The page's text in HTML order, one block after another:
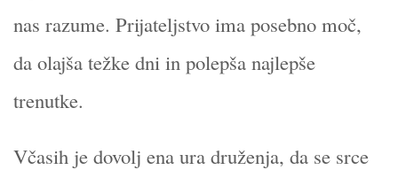
nas razume. Prijateljstvo ima posebno moč,
da olajša težke dni in polepša najlepše
trenutke.
Včasih je dovolj ena ura druženja, da se srce